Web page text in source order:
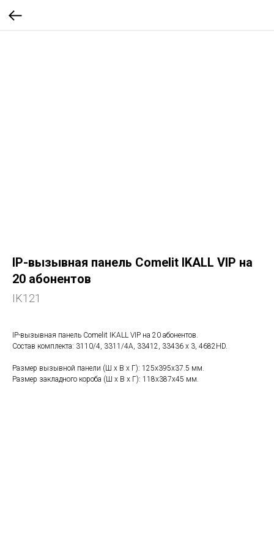
IP-вызывная панель Comelit IKALL VIP на
20 абонентов
IK121
IP-вызывная панель Comelit IKALL VIP на 20 абонентов.
Состав комплекта: 3110/4, 3311/4А, 33412, 33436 х 3, 4682НD.
Размер вызывной панели (Ш х В х Г): 125x395x37.5 мм.
Размер закладного короба (Ш х В х Г): 118x387x45 мм.